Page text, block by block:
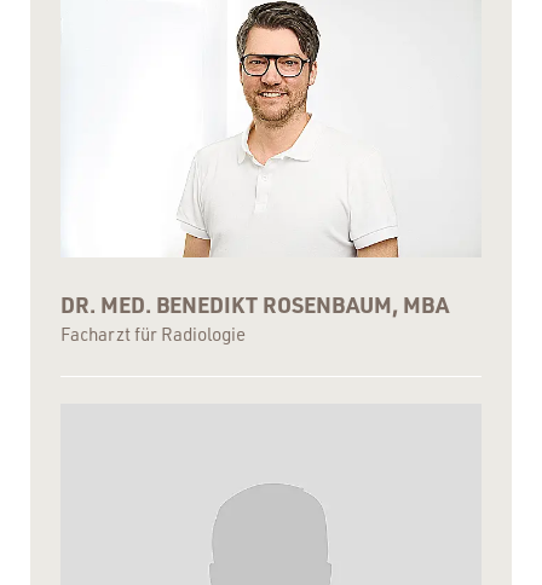
DR. MED. BENEDIKT ROSENBAUM, MBA
Facharzt für Radiologie